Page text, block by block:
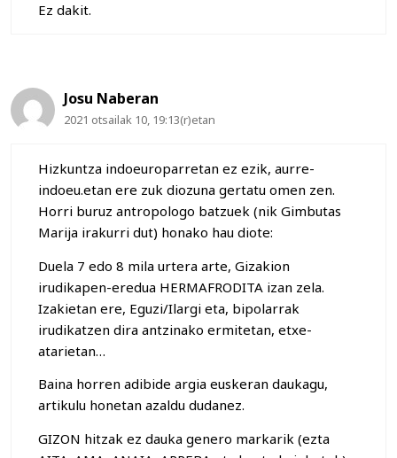
Ez dakit.
Josu Naberan
2021 otsailak 10, 19:13(r)etan
Hizkuntza indoeuroparretan ez ezik, aurre-
indoeu.etan ere zuk diozuna gertatu omen zen.
Horri buruz antropologo batzuek (nik Gimbutas
Marija irakurri dut) honako hau diote:
Duela 7 edo 8 mila urtera arte, Gizakion
irudikapen-eredua HERMAFRODITA izan zela.
Izakietan ere, Eguzi/Ilargi eta, bipolarrak
irudikatzen dira antzinako ermitetan, etxe-
atarietan…
Baina horren adibide argia euskeran daukagu,
artikulu honetan azaldu dudanez.
GIZON hitzak ez dauka genero markarik (ezta